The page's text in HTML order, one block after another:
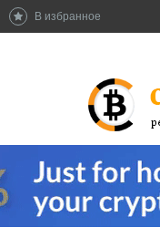
В избранное